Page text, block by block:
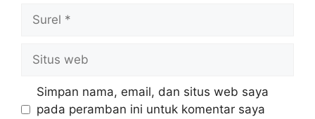
Surel
Situs
web
Simpan nama, email, dan situs web saya
pada peramban ini untuk komentar saya